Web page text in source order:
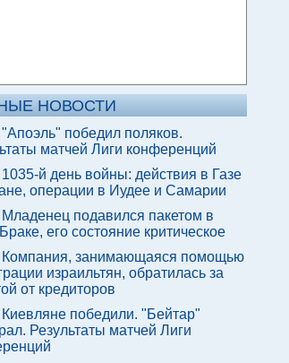
НОВОСТИ
"Апоэль" победил поляков.
матчей Лиги конференций
1035-й день войны: действия в Газе
операции в Иудее и Самарии
Младенец подавился пакетом в
его состояние критическое
Компания, занимающаяся помощью
израильтян, обратилась за
от кредиторов
Киевляне победили. "Бейтар"
Результаты матчей Лиги